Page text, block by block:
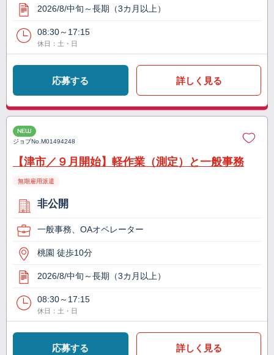
2026/8/中旬～長期（3カ月以上）
08:30～17:15
休日：土・日
応募する 詳しく見る
NEW
ジョブNo.M01494248
【津市／９月開始】軽作業（測定）と一般事務
無期雇用派遣
非公開
一般事務、OAオペレーター
桃園 徒歩10分
2026/8/中旬～長期（3カ月以上）
08:30～17:15
休日：土・日
応募する 詳しく見る